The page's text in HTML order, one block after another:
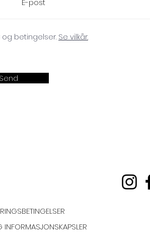
betingelser. Se vilkår.
Send
INFORMASJONSKAPSLER